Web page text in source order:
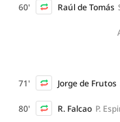
60' Raúl de Tomás
71' Jorge de Frutos
80' R. Falcao P.